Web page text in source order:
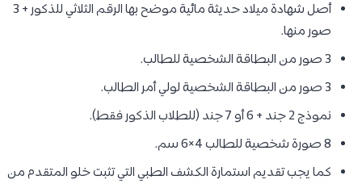
أصل شهادة ميلاد حديثة مائية موضح بها الرقم الثلاثي للذكور + 3
صور منها.
3 صور من البطاقة الشخصية للطالب.
3 صور من البطاقة الشخصية لولي أمر الطالب.
نموذج 2 جند + 6 أو 7 جند (للطلاب الذكور فقط).
8 صورة شخصية للطالب 4×6 سم.
كما يجب تقديم استمارة الكشف الطبي التي تثبت خلو المتقدم من